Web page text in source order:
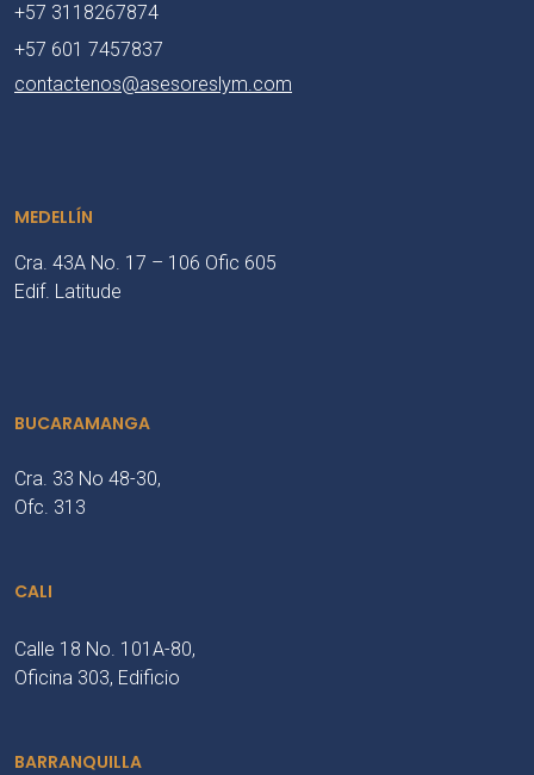
+57 3118267874
+57 601 7457837
contactenos@asesoreslym.com
MEDELLÍN
Cra. 43A No. 17 – 106 Ofic 605
Edif. Latitude
BUCARAMANGA
Cra. 33 No 48-30,
Ofc. 313
CALI
Calle 18 No. 101A-80,
Oficina 303, Edificio
BARRANQUILLA